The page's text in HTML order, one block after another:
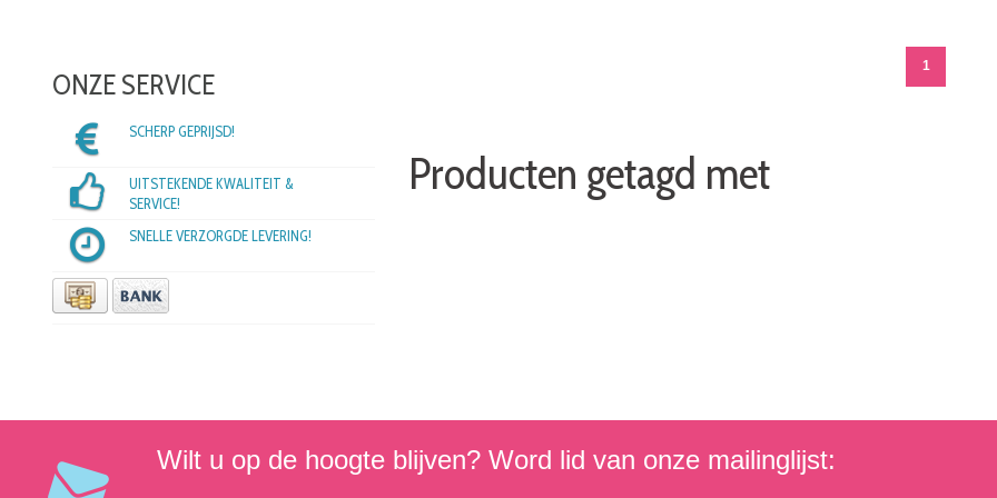
ONZE SERVICE
SCHERP GEPRIJSD!
UITSTEKENDE KWALITEIT &
SERVICE!
SNELLE VERZORGDE LEVERING!
1
Producten getagd met
Wilt u op de hoogte blijven? Word lid van onze mailinglijst: